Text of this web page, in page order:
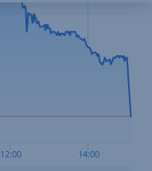
12:00 14:00